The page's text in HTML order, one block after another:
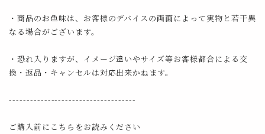
・商品のお色味は、お客様のデバイスの画面によって実物と若干異
なる場合がございます。
・恐れ入りますが、イメージ違いやサイズ等お客様都合による交
換・返品・キャンセルは対応出来かねます。
------------------------------------
ご購入前にこちらをお読みください